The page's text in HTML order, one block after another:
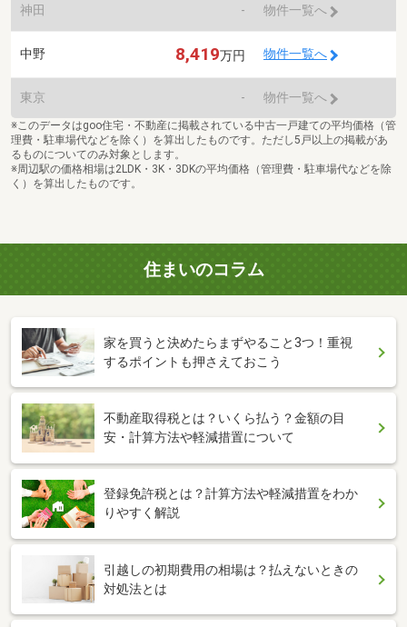
神田 - 物件一覧へ
中野 8,419万円 物件一覧へ
東京 - 物件一覧へ
※このデータはgoo住宅・不動産に掲載されている中古一戸建ての平均価格（管
理費・駐車場代などを除く）を算出したものです。ただし5戸以上の掲載があ
るものについてのみ対象とします。
※周辺駅の価格相場は2LDK・3K・3DKの平均価格（管理費・駐車場代などを除
く）を算出したものです。
住まいのコラム
家を買うと決めたらまずやること3つ！重視
するポイントも押さえておこう
不動産取得税とは？いくら払う？金額の目
安・計算方法や軽減措置について
登録免許税とは？計算方法や軽減措置をわか
りやすく解説
引越しの初期費用の相場は？払えないときの
対処法とは